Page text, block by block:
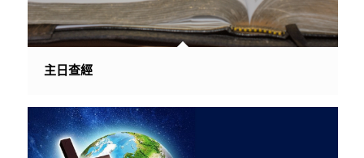
主日查經